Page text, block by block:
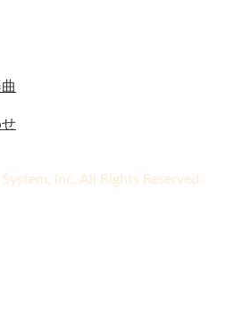
Inc. All Rights Reserved.